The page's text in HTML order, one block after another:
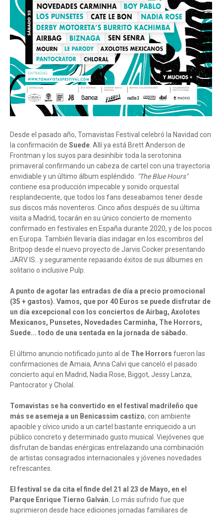
Desde el pasado año, Tomavistas Festival celebró la Navidad con
la confirmación de Suede. Allí ya está Brett Anderson de
Frontman y los suyos para desinhibir toda la serotonina
primaveral confirmando un cabeza de cartel con una trayectoria
envidiable y un último álbum espléndido. "The Blue Hours"
contiene esa producción impecable y sonido orquestal
resplandeciente, que todos los fans deseabamos tener desde
sus discos más noventeros. Cinco años después de su última
visita a Madrid, tocarán en su único concierto de momento
confirmado en festivales en España durante 2020, y de los pocos
en Europa. También llevaría días indagar en los escombros del
Britpop desde el nuevo proyecto de Jarvis Cocker presentando
JARV IS...y seguramente repasando éxitos de sus álbumes en
solitario o inclusive Pulp.
A punto de agotar las entradas de día a precio promocional
(35 + gastos). Vamos, que por 40 Euros se puede disfrutar de
un día excepcional con los conciertos de Airbag, Axolotes
Mexicanos, Punsetes, Novedades Carminha, The Horrors,
Suede... todo de una sentada en la jornada de sábado.
El último anuncio notificado junto al de The Horrors fueron las
confirmaciones de Amaia, Anna Calvi que canceló el pasado
concierto aquí en Madrid, Nadia Rose, Biggot, Jessy Lanza,
Pantocrator y Cholal.
Tomavistas se ha convertido en el festival madrileño que
más se asemeja a un Benicassim castizo, con ambiente
apacible y cívico unido a un cartel bastante enriquecido a un
público concreto y determinado gusto musical. Viejóvenes que
disfrutan de bandas enérgicas entrelazando una combinación
de artistas consagrados internacionales y jóvenes novedades
refrescantes.
El festival se da cita el finde del 21 al 23 de Mayo, en el
Parque Enrique Tierno Galván. Lo más sufrido fue que
suprimieron desde hace ediciones jornadas familiares de